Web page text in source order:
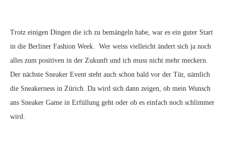
Trotz einigen Dingen die ich zu bemängeln habe, war es ein guter Start
in die Berliner Fashion Week. Wer weiss vielleicht ändert sich ja noch
alles zum positiven in der Zukunft und ich muss nicht mehr meckern.
Der nächste Sneaker Event steht auch schon bald vor der Tür, nämlich
die Sneakerness in Zürich. Da wird sich dann zeigen, ob mein Wunsch
ans Sneaker Game in Erfüllung geht oder ob es einfach noch schlimmer
wird.